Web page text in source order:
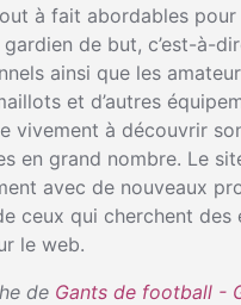
à fait abordables
de but, c’est-à-
ainsi que les
et d’autres
vivement à découvrir
en grand nombre. Le
avec de nouveaux
ceux qui cherchent des
le web.
de Gants de football -